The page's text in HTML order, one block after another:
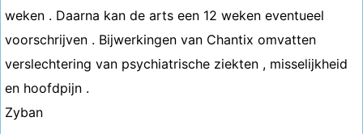
weken . Daarna kan de arts een 12 weken eventueel
voorschrijven . Bijwerkingen van Chantix omvatten
verslechtering van psychiatrische ziekten , misselijkheid
en hoofdpijn .
Zyban